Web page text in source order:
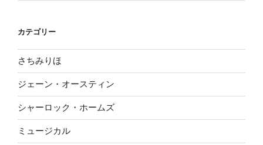
カテゴリー
さちみりほ
ジェーン・オースティン
シャーロック・ホームズ
ミュージカル